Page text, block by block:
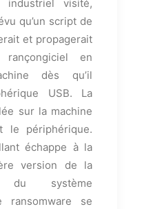
visité,
qu’un script de
et propagerait
en
dès qu’il
USB. La
sur la machine
le périphérique.
échappe à la
version de la
du système
ransomware se